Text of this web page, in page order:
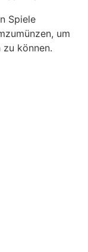
Spiele
um
können.